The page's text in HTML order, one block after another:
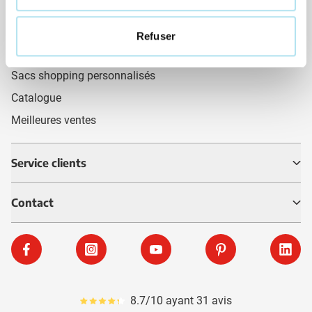
Refuser
Tasses personnalisées
Vêtements personnalisés
Sacs shopping personnalisés
Catalogue
Meilleures ventes
Service clients
Contact
Facebook Instagram YouTube Pinterest
Le pourcentage moyen d'avis est de 87
8.7/10 ayant 31 avis